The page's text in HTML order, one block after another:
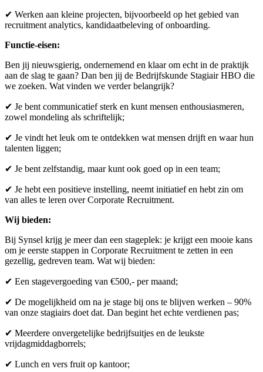
✔ Werken aan kleine projecten, bijvoorbeeld op het gebied van
recruitment analytics, kandidaatbeleving of onboarding.
Functie-eisen:
Ben jij nieuwsgierig, ondernemend en klaar om echt in de praktijk
aan de slag te gaan? Dan ben jij de Bedrijfskunde Stagiair HBO die
we zoeken. Wat vinden we verder belangrijk?
✔ Je bent communicatief sterk en kunt mensen enthousiasmeren,
zowel mondeling als schriftelijk;
✔ Je vindt het leuk om te ontdekken wat mensen drijft en waar hun
talenten liggen;
✔ Je bent zelfstandig, maar kunt ook goed op in een team;
✔ Je hebt een positieve instelling, neemt initiatief en hebt zin om
van alles te leren over Corporate Recruitment.
Wij bieden:
Bij Synsel krijg je meer dan een stageplek: je krijgt een mooie kans
om je eerste stappen in Corporate Recruitment te zetten in een
gezellig, gedreven team. Wat wij bieden:
✔ Een stagevergoeding van €500,- per maand;
✔ De mogelijkheid om na je stage bij ons te blijven werken – 90%
van onze stagiairs doet dat. Dan begint het echte verdienen pas;
✔ Meerdere onvergetelijke bedrijfsuitjes en de leukste
vrijdagmiddagborrels;
✔ Lunch en vers fruit op kantoor;